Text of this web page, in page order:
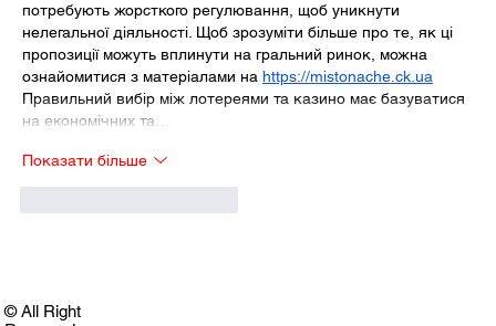
потребують жорсткого регулювання, щоб уникнути
нелегальної діяльності. Щоб зрозуміти більше про те, як ці
пропозиції можуть вплинути на гральний ринок, можна
ознайомитися з матеріалами на https://mistonache.ck.ua
Правильний вибір між лотереями та казино має базуватися
на економічних та…
Показати більше
© All Right